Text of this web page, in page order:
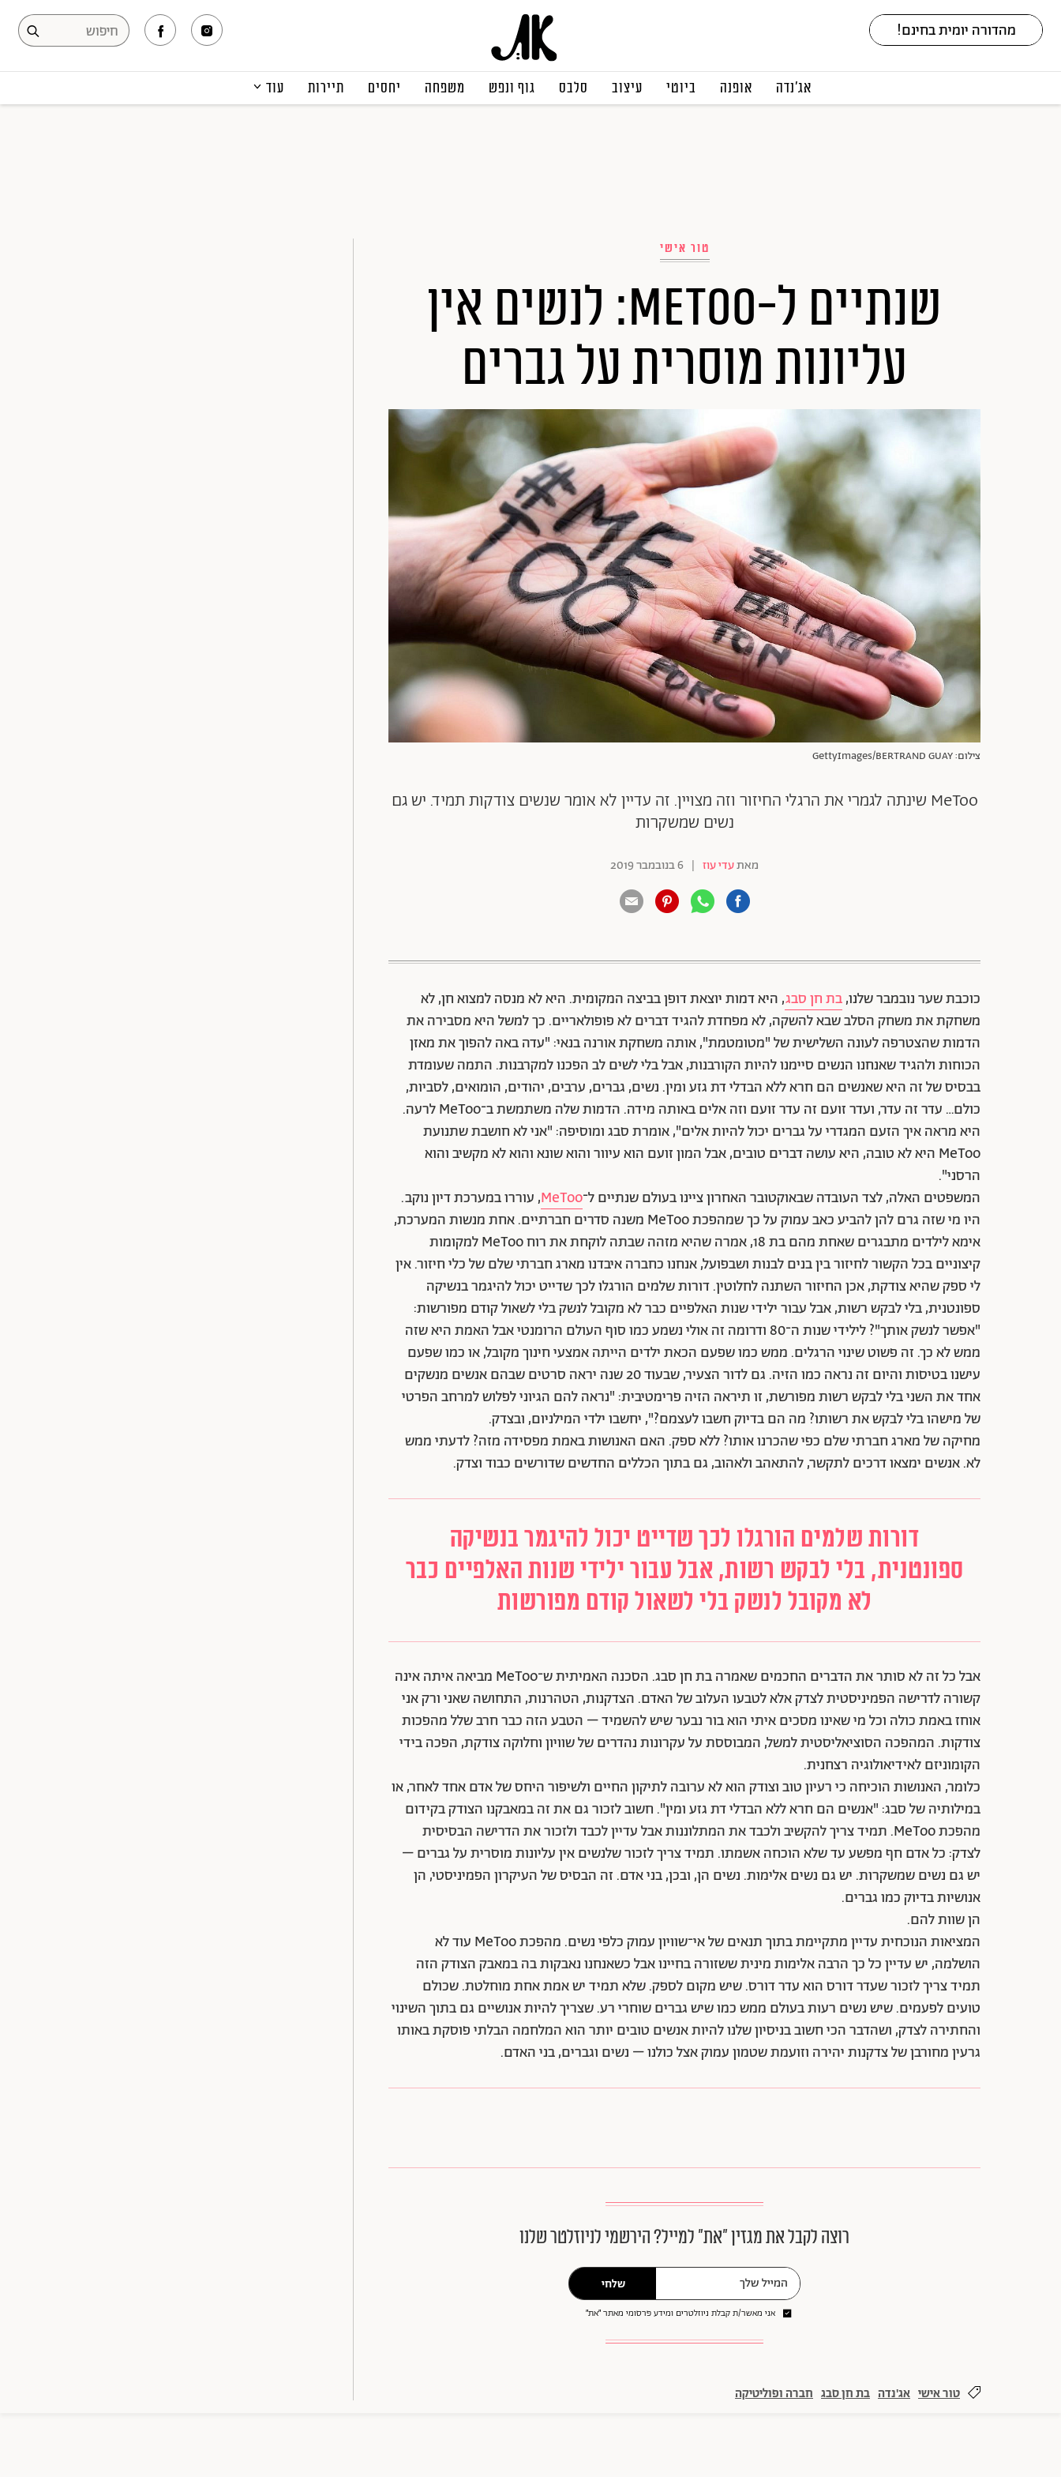
אג׳נדה אופנה ביוטי עיצוב סלבס גוף ונפש משפחה יחסים תיירות עוד
טור אישי
שנתיים ל-MeToo: לנשים אין
עליונות מוסרית על גברים
צילום: GettyImages/BERTRAND GUAY
MeToo שינתה לגמרי את הרגלי החיזור וזה מצויין. זה עדיין לא אומר שנשים צודקות תמיד. יש גם
נשים שמשקרות
מאתעדי עוז | 6 בנובמבר 2019
כוכבת שער נובמבר שלנו,בת חן סבג, היא דמות יוצאת דופן בביצה המקומית. היא לא מנסה למצוא חן, לא
משחקת את משחק הסלב שבא להשקה, לא מפחדת להגיד דברים לא פופולאריים. כך למשל היא מסבירה את
הדמות שהצטרפה לעונה השלישית של "מטומטמת", אותה משחקת אורנה בנאי: "עדה באה להפוך את מאזן
הכוחות ולהגיד שאנחנו הנשים סיימנו להיות הקורבנות, אבל בלי לשים לב הפכנו למקרבנות. התמה שעומדת
בבסיס של זה היא שאנשים הם חרא ללא הבדלי דת גזע ומין. נשים, גברים, ערבים, יהודים, הומואים, לסביות,
כולם… עדר זה עדר, ועדר זועם זה עדר זועם וזה אלים באותה מידה. הדמות שלה משתמשת ב־MeToo לרעה.
היא מראה איך הזעם המגדרי על גברים יכול להיות אלים", אומרת סבג ומוסיפה: "אני לא חושבת שתנועת
MeToo היא לא טובה, היא עושה דברים טובים, אבל המון זועם הוא עיוור והוא שונא והוא לא מקשיב והוא
הרסני".
המשפטים האלה, לצד העובדה שבאוקטובר האחרון ציינו בעולם שנתיים ל־MeToo, עוררו במערכת דיון נוקב.
היו מי שזה גרם להן להביע כאב עמוק על כך שמהפכת MeToo משנה סדרים חברתיים. אחת מנשות המערכת,
אימא לילדים מתבגרים שאחת מהם בת 18, אמרה שהיא מזהה שבתה לוקחת את רוח MeToo למקומות
קיצוניים בכל הקשור לחיזור בין בנים לבנות ושבפועל, אנחנו כחברה איבדנו מארג חברתי שלם של כלי חיזור. אין
לי ספק שהיא צודקת, אכן החיזור השתנה לחלוטין. דורות שלמים הורגלו לכך שדייט יכול להיגמר בנשיקה
ספונטנית, בלי לבקש רשות, אבל עבור ילידי שנות האלפיים כבר לא מקובל לנשק בלי לשאול קודם מפורשות:
"אפשר לנשק אותך"? לילידי שנות ה־80 ודרומה זה אולי נשמע כמו סוף העולם הרומנטי אבל האמת היא שזה
ממש לא כך. זה פשוט שינוי הרגלים. ממש כמו שפעם הכאת ילדים הייתה אמצעי חינוך מקובל, או כמו שפעם
עישנו בטיסות והיום זה נראה כמו הזיה. גם לדור הצעיר, שבעוד 20 שנה יראה סרטים שבהם אנשים מנשקים
אחד את השני בלי לבקש רשות מפורשת, זו תיראה הזיה פרימטיבית: "נראה להם הגיוני לפלוש למרחב הפרטי
של מישהו בלי לבקש את רשותו? מה הם בדיוק חשבו לעצמם?", יחשבו ילדי המילניום, ובצדק.
מחיקה של מארג חברתי שלם כפי שהכרנו אותו? ללא ספק. האם האנושות באמת מפסידה מזה? לדעתי ממש
לא. אנשים ימצאו דרכים לתקשר, להתאהב ולאהוב, גם בתוך הכללים החדשים שדורשים כבוד וצדק.
דורות שלמים הורגלו לכך שדייט יכול להיגמר בנשיקה
ספונטנית, בלי לבקש רשות, אבל עבור ילידי שנות האלפיים כבר
לא מקובל לנשק בלי לשאול קודם מפורשות
אבל כל זה לא סותר את הדברים החכמים שאמרה בת חן סבג. הסכנה האמיתית ש־MeToo מביאה איתה אינה
קשורה לדרישה הפמיניסטית לצדק אלא לטבעו העלוב של האדם. הצדקנות, הטהרנות, התחושה שאני ורק אני
אוחז באמת כולה וכל מי שאינו מסכים איתי הוא בור נבער שיש להשמיד – הטבע הזה כבר חרב שלל מהפכות
צודקות. המהפכה הסוציאליסטית למשל, המבוססת על עקרונות נהדרים של שוויון וחלוקה צודקת, הפכה בידי
הקומוניזם לאידיאולוגיה רצחנית.
כלומר, האנושות הוכיחה כי רעיון טוב וצודק הוא לא ערובה לתיקון החיים ולשיפור היחס של אדם אחד לאחר, או
במילותיה של סבג: "אנשים הם חרא ללא הבדלי דת גזע ומין". חשוב לזכור גם את זה במאבקנו הצודק בקידום
מהפכת MeToo. תמיד צריך להקשיב ולכבד את המתלוננות אבל עדיין לכבד ולזכור את הדרישה הבסיסית
לצדק: כל אדם חף מפשע עד שלא הוכחה אשמתו. תמיד צריך לזכור שלנשים אין עליונות מוסרית על גברים –
יש גם נשים שמשקרות. יש גם נשים אלימות. נשים הן, ובכן, בני אדם. זה הבסיס של העיקרון הפמיניסטי, הן
אנושיות בדיוק כמו גברים.
הן שוות להם.
המציאות הנוכחית עדיין מתקיימת בתוך תנאים של אי־שוויון עמוק כלפי נשים. מהפכת MeToo עוד לא
הושלמה, יש עדיין כל כך הרבה אלימות מינית ששזורה בחיינו אבל כשאנחנו נאבקות בה במאבק הצודק הזה
תמיד צריך לזכור שעדר דורס הוא עדר דורס. שיש מקום לספק. שלא תמיד יש אמת אחת מוחלטת. שכולם
טועים לפעמים. שיש נשים רעות בעולם ממש כמו שיש גברים שוחרי רע. שצריך להיות אנושיים גם בתוך השינוי
והחתירה לצדק, ושהדבר הכי חשוב בניסיון שלנו להיות אנשים טובים יותר הוא המלחמה הבלתי פוסקת באותו
גרעין מחורבן של צדקנות יהירה וזועמת שטמון עמוק אצל כולנו – נשים וגברים, בני האדם.
רוצה לקבל את מגזין ״את״ למייל? הירשמי לניוזלטר שלנו
שלחי
אני מאשר/ת קבלת ניוזלטרים ומידע פרסומי מאתר ״את״
טור אישי אג'נדה בת חן סבג חברה ופוליטיקה